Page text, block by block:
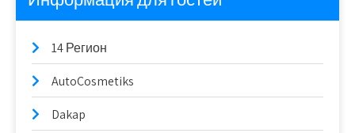
14 Регион
AutoCosmetiks
Dakap